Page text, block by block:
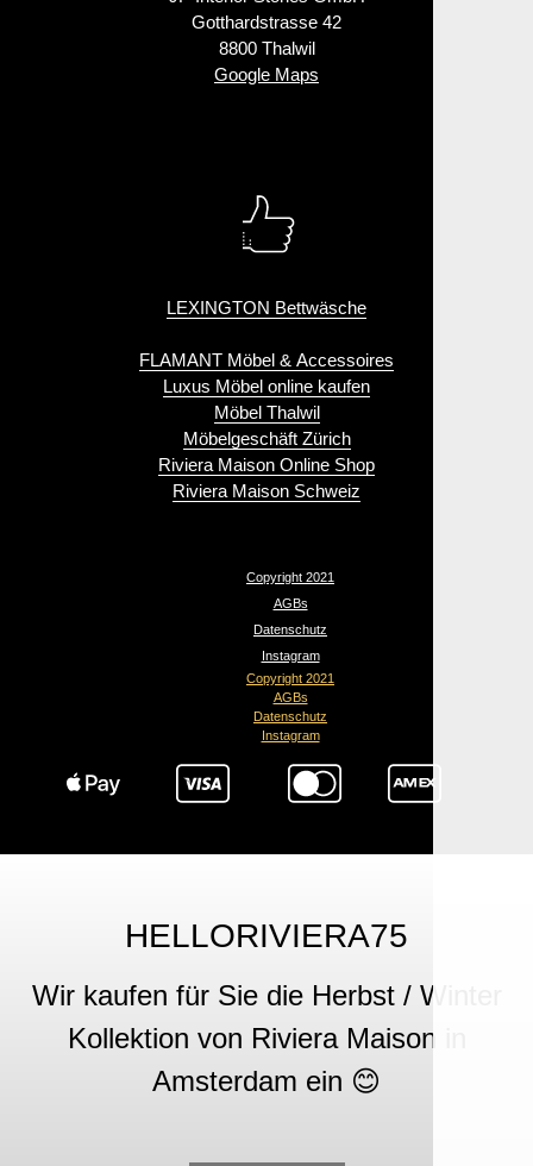
Gotthardstrasse 42
8800 Thalwil
Google Maps
LEXINGTON Bettwäsche
FLAMANT Möbel & Accessoires
Luxus Möbel online kaufen
Möbel Thalwil
Möbelgeschäft Zürich
Riviera Maison Online Shop
Riviera Maison Schweiz
Copyright 2021
AGBs
Datenschutz
Instagram
Copyright 2021
AGBs
Datenschutz
Instagram
HELLORIVIERA75
Wir kaufen für Sie die Herbst / Winter
Kollektion von Riviera Maison in
Amsterdam ein 😊